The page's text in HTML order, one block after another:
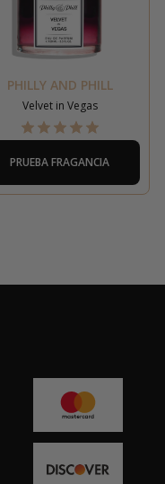
PHILLY AND PHILL
Velvet in Vegas
PRUEBA FRAGANCIA